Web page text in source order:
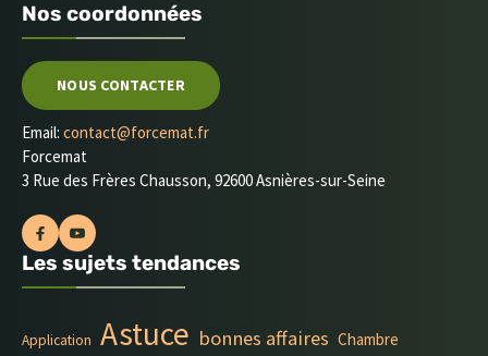
Nos coordonnées
NOUS CONTACTER
Email: contact@forcemat.fr
Forcemat
3 Rue des Frères Chausson, 92600 Asnières-sur-Seine
Les sujets tendances
Application Astuce bonnes affaires Chambre